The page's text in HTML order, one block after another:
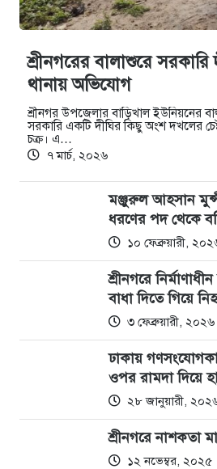
শ্রীনগরের বালাশুরে সরকারি
থানায় অভিযোগ
শ্রীনগর উপজেলার বাড়িখাল ইউনিয়নের
সরকারি একটি দীঘির কিছু অংশ দখলের
চক্র। এ…
৭ মার্চ, ২০২৬
মঞ্জুরুল আহসান
ধরণের পদ থেকে
১০ ফেব্রুয়ারী,
শ্রীনগরে
বাধা দিতে গিয়ে
৩ ফেব্রুয়ারী, ২০২৬
ঢাকায়
ওপর রামদা দিয়ে
২৮ জানুয়ারী,
শ্রীনগরে নাশকতা
১২ নভেম্বর, ২০২৫